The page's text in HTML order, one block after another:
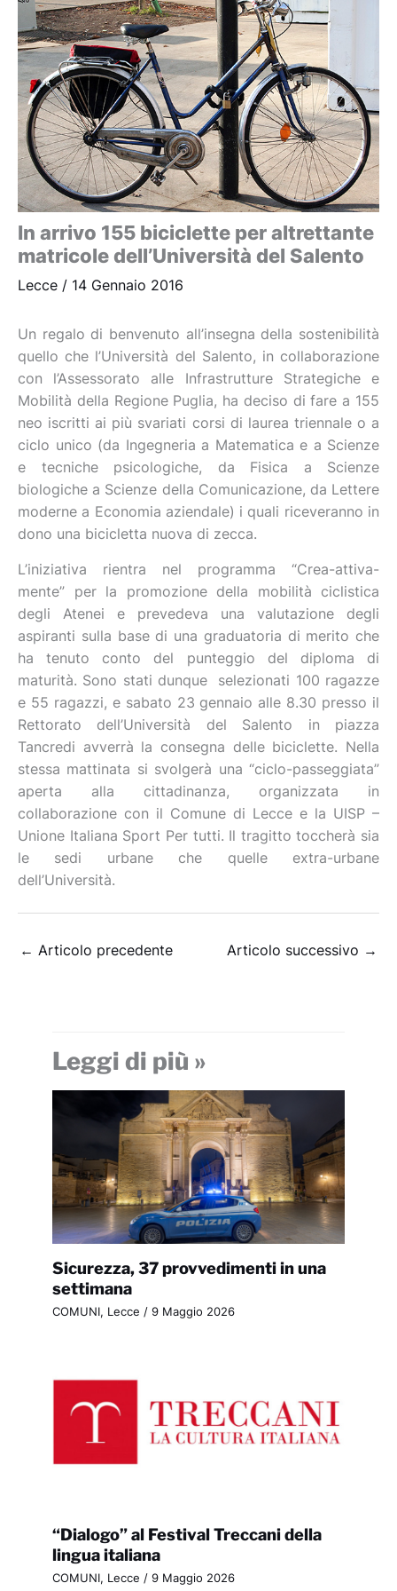
In arrivo 155 biciclette per altrettante
matricole dell’Università del Salento
Lecce / 14 Gennaio 2016
Un regalo di benvenuto all’insegna della sostenibilità
quello che l’Università del Salento, in collaborazione
con l’Assessorato alle Infrastrutture Strategiche e
Mobilità della Regione Puglia, ha deciso di fare a 155
neo iscritti ai più svariati corsi di laurea triennale o a
ciclo unico (da Ingegneria a Matematica e a Scienze
e tecniche psicologiche, da Fisica a Scienze
biologiche a Scienze della Comunicazione, da Lettere
moderne a Economia aziendale) i quali riceveranno in
dono una bicicletta nuova di zecca.
L’iniziativa rientra nel programma “Crea-attiva-
mente” per la promozione della mobilità ciclistica
degli Atenei e prevedeva una valutazione degli
aspiranti sulla base di una graduatoria di merito che
ha tenuto conto del punteggio del diploma di
maturità. Sono stati dunque selezionati 100 ragazze
e 55 ragazzi, e sabato 23 gennaio alle 8.30 presso il
Rettorato dell’Università del Salento in piazza
Tancredi avverrà la consegna delle biciclette. Nella
stessa mattinata si svolgerà una “ciclo-passeggiata”
aperta alla cittadinanza, organizzata in
collaborazione con il Comune di Lecce e la UISP –
Unione Italiana Sport Per tutti. Il tragitto toccherà sia
le sedi urbane che quelle extra-urbane
dell’Università.
← Articolo precedente Articolo successivo →
Leggi di più »
Sicurezza, 37 provvedimenti in una
settimana
COMUNI, Lecce / 9 Maggio 2026
“Dialogo” al Festival Treccani della
lingua italiana
COMUNI, Lecce / 9 Maggio 2026